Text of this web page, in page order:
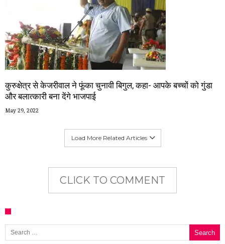
कुरुक्षेत्र से केजरीवाल ने फूंका चुनावी बिगुल, कहा- आपके बच्चों को गुंडा
और बलात्कारी बना देंगे भाजपाई
May 29, 2022
Load More Related Articles
CLICK TO COMMENT
Search for: